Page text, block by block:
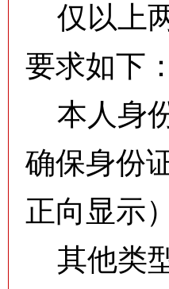
仅以上
要求如下：
本人身
确保身份
正向显示
其他类